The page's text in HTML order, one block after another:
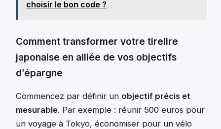
choisir le bon code ?
Comment transformer votre tirelire
japonaise en alliée de vos objectifs
d’épargne
Commencez par définir un objectif précis et
mesurable. Par exemple : réunir 500 euros pour
un voyage à Tokyo, économiser pour un vélo